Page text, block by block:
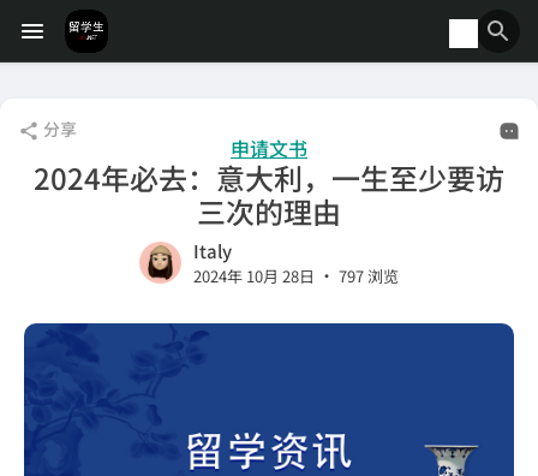
分享
申请文书
2024年必去：意大利，一生至少要访
三次的理由
Italy
2024年 10月 28日 • 797 浏览